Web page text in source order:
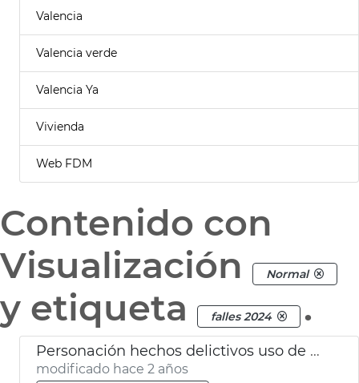
Valencia
Valencia verde
Valencia Ya
Vivienda
Web FDM
Contenido con
Visualización
Normal
y etiqueta falles 2024 .
Personación hechos delictivos uso de material pirotécnico ilegal
modificado hace 2 años